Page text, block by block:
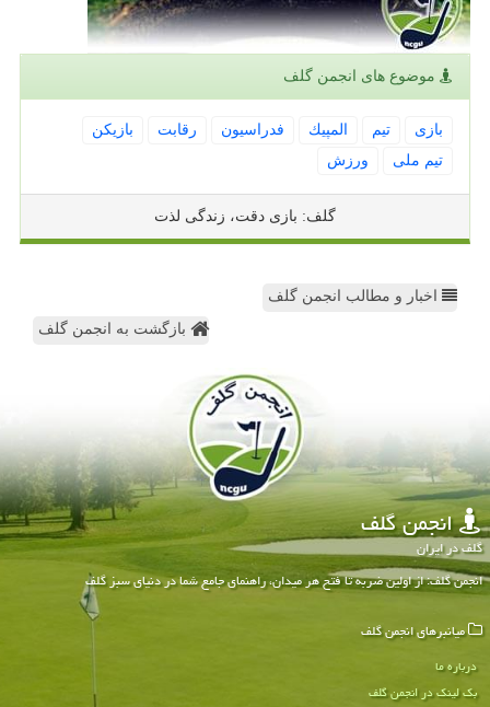
موضوع های انجمن گلف
بازی تیم المپیك فدراسیون رقابت
بازیكن
تیم ملی
ورزش
گلف: بازی دقت، زندگی لذت
اخبار و مطالب انجمن گلف
بازگشت به انجمن گلف
انجمن گلف
گلف در ایران
انجمن گلف: از اولین ضربه تا فتح هر میدان، راهنمای جامع شما در دنیای سبز گلف
میانبرهای انجمن گلف
درباره ما
بک لینک در انجمن گلف